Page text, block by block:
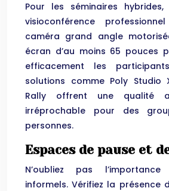
Pour les séminaires
visioconférence
caméra grand angle
écran d’au moins 65 pouces
efficacement les
solutions comme Poly Studio
Rally offrent une qualité
irréprochable pour des
personnes.
Espaces de pause et
N’oubliez pas
informels. Vérifiez la présence